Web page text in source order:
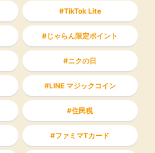
TikTok Lite
じゃらん限定ポイント
ニクの日
LINE マジックコイン
住民税
ファミマTカード